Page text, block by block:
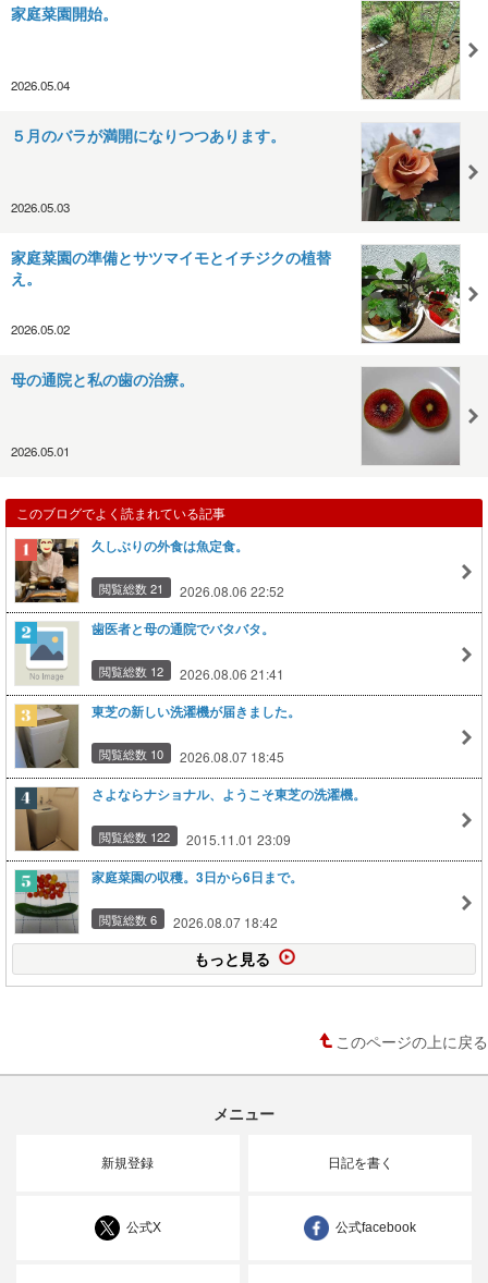
家庭菜園開始。
2026.05.04
５月のバラが満開になりつつあります。
2026.05.03
家庭菜園の準備とサツマイモとイチジクの植替
え。
2026.05.02
母の通院と私の歯の治療。
2026.05.01
このブログでよく読まれている記事
久しぶりの外食は魚定食。
閲覧総数 21 2026.08.06 22:52
歯医者と母の通院でバタバタ。
閲覧総数 12 2026.08.06 21:41
東芝の新しい洗濯機が届きました。
閲覧総数 10 2026.08.07 18:45
さよならナショナル、ようこそ東芝の洗濯機。
閲覧総数 122 2015.11.01 23:09
家庭菜園の収穫。3日から6日まで。
閲覧総数 6 2026.08.07 18:42
もっと見る
このページの上に戻る
メニュー
新規登録 日記を書く
公式X 公式facebook